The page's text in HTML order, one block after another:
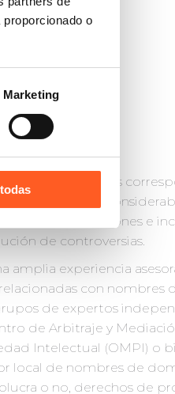
o
Marketing
marcas que no les
a pagar sumas
negociaciones e
de controversias.
amplia experiencia
con nombres
de expertos
de Arbitraje y
Intelectual (OMPI) o
local de nombres de
o no, derechos de